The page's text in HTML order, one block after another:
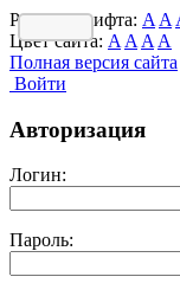
Размер шрифта: A A
Цвет сайта: A A A A
Полная версия сайта
Войти
Авторизация
Логин:
Пароль: